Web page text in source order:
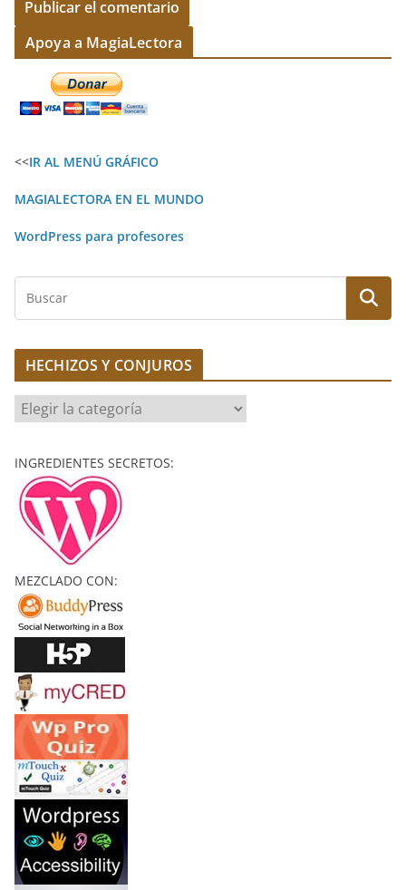
l
e
n
a
i
:
Apoya a MagiaLectora
<<IR AL MENÚ GRÁFICO
MAGIALECTORA EN EL MUNDO
WordPress para profesores
c
a
r
HECHIZOS Y CONJUROS
H
E
H
Z
Y
C
O
J
U
S
INGREDIENTES SECRETOS:
MEZCLADO CON: